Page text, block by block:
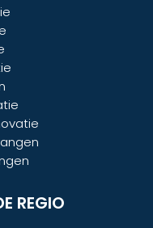
REGIO